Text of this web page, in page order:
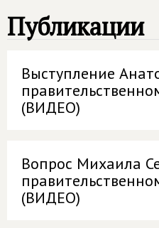
Публикации
Выступление
(ВИДЕО)
Вопрос Михаила
(ВИДЕО)